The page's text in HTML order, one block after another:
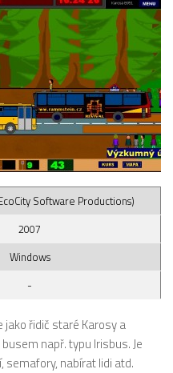
Software Productions)
2007
Windows
-
řidič staré Karosy a
např. typu Irisbus. Je
semafory, nabírat lidi atd.